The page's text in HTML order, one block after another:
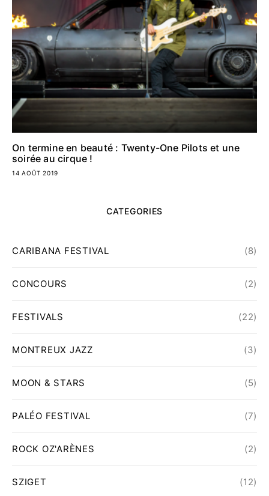
On termine en beauté : Twenty-One Pilots et une
soirée au cirque !
14 AOÛT 2019
CATEGORIES
CARIBANA FESTIVAL (8)
CONCOURS (2)
FESTIVALS (22)
MONTREUX JAZZ (3)
MOON & STARS (5)
PALÉO FESTIVAL (7)
ROCK OZ'ARÈNES (2)
SZIGET (12)